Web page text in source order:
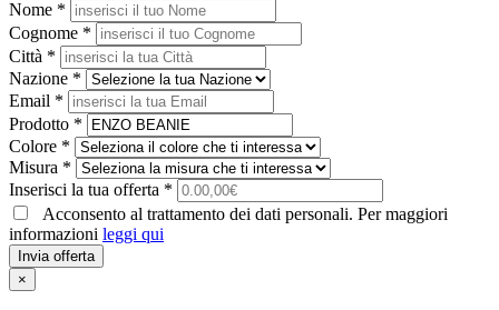
Nome *
Cognome *
Città *
Nazione *
Email *
Prodotto *
Colore *
Misura *
Inserisci la tua offerta *
Acconsento al trattamento dei dati personali. Per maggiori
informazioni leggi qui
Invia offerta
×